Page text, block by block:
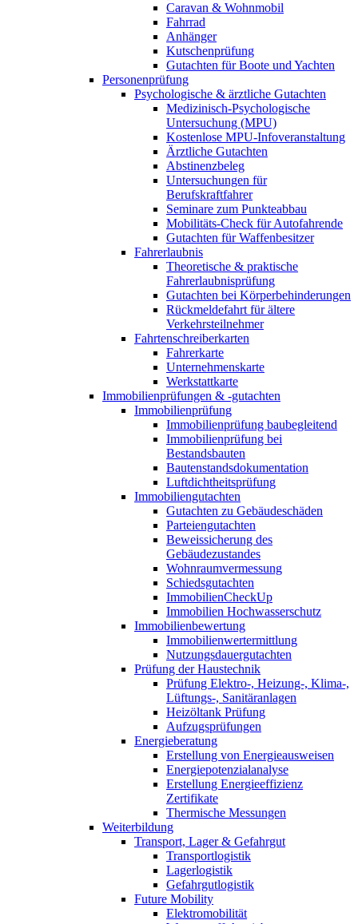
Caravan & Wohnmobil
Fahrrad
Anhänger
Kutschenprüfung
Gutachten für Boote und Yachten
Personenprüfung
Psychologische & ärztliche Gutachten
Medizinisch-Psychologische
Untersuchung (MPU)
Kostenlose MPU-Infoveranstaltung
Ärztliche Gutachten
Abstinenzbeleg
Untersuchungen für
Berufskraftfahrer
Seminare zum Punkteabbau
Mobilitäts-Check für Autofahrende
Gutachten für Waffenbesitzer
Fahrerlaubnis
Theoretische & praktische
Fahrerlaubnisprüfung
Gutachten bei Körperbehinderungen
Rückmeldefahrt für ältere
Verkehrsteilnehmer
Fahrtenschreiberkarten
Fahrerkarte
Unternehmenskarte
Werkstattkarte
Immobilienprüfungen & -gutachten
Immobilienprüfung
Immobilienprüfung baubegleitend
Immobilienprüfung bei
Bestandsbauten
Bautenstandsdokumentation
Luftdichtheitsprüfung
Immobiliengutachten
Gutachten zu Gebäudeschäden
Parteiengutachten
Beweissicherung des
Gebäudezustandes
Wohnraumvermessung
Schiedsgutachten
ImmobilienCheckUp
Immobilien Hochwasserschutz
Immobilienbewertung
Immobilienwertermittlung
Nutzungsdauergutachten
Prüfung der Haustechnik
Prüfung Elektro-, Heizung-, Klima-,
Lüftungs-, Sanitäranlagen
Heizöltank Prüfung
Aufzugsprüfungen
Energieberatung
Erstellung von Energieausweisen
Energiepotenzialanalyse
Erstellung Energieeffizienz
Zertifikate
Thermische Messungen
Weiterbildung
Transport, Lager & Gefahrgut
Transportlogistik
Lagerlogistik
Gefahrgutlogistik
Future Mobility
Elektromobilität